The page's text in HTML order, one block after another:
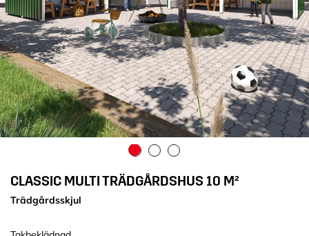
CLASSIC MULTI TRÄDGÅRDSHUS 10 M²
Trädgårdsskjul